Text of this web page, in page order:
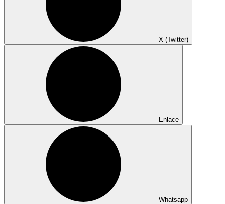
X (Twitter)
Enlace
Whatsapp